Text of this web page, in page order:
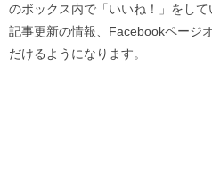
のボックス内で「いいね！」をし
記事更新の情報、Facebookページ
だけるようになります。